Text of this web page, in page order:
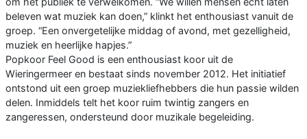
beleven wat muziek kan doen,” klinkt het enthousiast vanuit de
groep. “Een onvergetelijke middag of avond, met gezelligheid,
muziek en heerlijke hapjes.”
Popkoor Feel Good is een enthousiast koor uit de
Wieringermeer en bestaat sinds november 2012. Het initiatief
ontstond uit een groep muziekliefhebbers die hun passie wilden
delen. Inmiddels telt het koor ruim twintig zangers en
zangeressen, ondersteund door muzikale begeleiding.